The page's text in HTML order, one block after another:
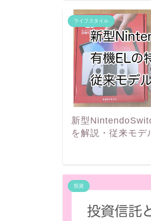
ライフスタイル
新型
を解説・従来モデ
投資